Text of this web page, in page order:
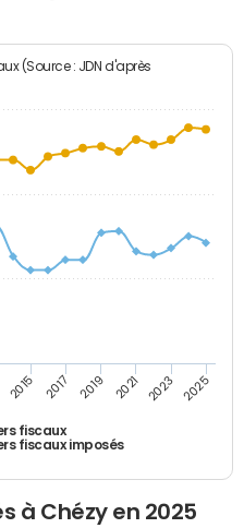
(Source : JDN d'après
fiscaux
fiscaux imposés
2015 2017 2019 2021 2023 2025
à Chézy en 2025